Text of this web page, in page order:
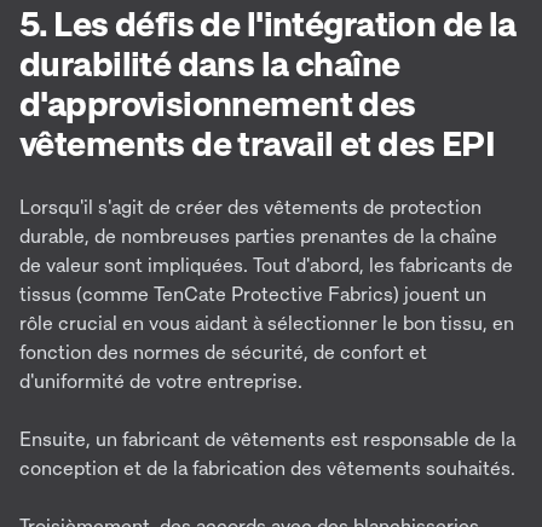
5. Les défis de l'intégration de la
durabilité dans la chaîne
d'approvisionnement des
vêtements de travail et des EPI
Lorsqu'il s'agit de créer des vêtements de protection
durable, de nombreuses parties prenantes de la chaîne
de valeur sont impliquées. Tout d'abord, les fabricants de
tissus (comme TenCate Protective Fabrics) jouent un
rôle crucial en vous aidant à sélectionner le bon tissu, en
fonction des normes de sécurité, de confort et
d'uniformité de votre entreprise.
Ensuite, un fabricant de vêtements est responsable de la
conception et de la fabrication des vêtements souhaités.